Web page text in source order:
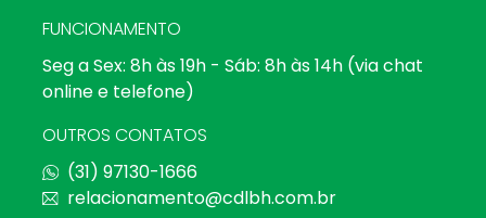
FUNCIONAMENTO
Seg a Sex: 8h às 19h - Sáb: 8h às 14h (via chat
online e telefone)
OUTROS CONTATOS
(31) 97130-1666
relacionamento@cdlbh.com.br